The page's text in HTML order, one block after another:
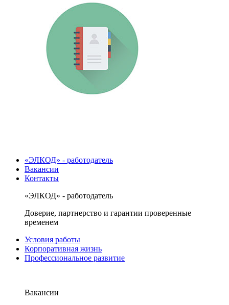
«ЭЛКОД» - работодатель
Вакансии
Контакты
«ЭЛКОД» - работодатель
Доверие, партнерство и гарантии проверенные
временем
Условия работы
Корпоративная жизнь
Профессиональное развитие
Вакансии